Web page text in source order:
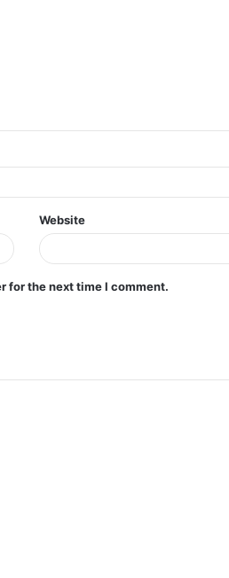
Website
for the next time I comment.